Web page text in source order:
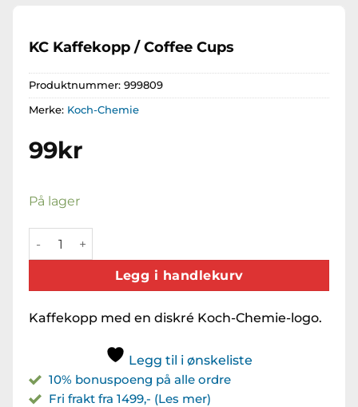
KC Kaffekopp / Coffee Cups
Produktnummer: 999809
Merke: Koch-Chemie
99kr
På lager
KC Kaffekopp / Coffee Cups antall
Legg i handlekurv
Kaffekopp med en diskré Koch-Chemie-logo.
Legg til i ønskeliste
10% bonuspoeng på alle ordre
Fri frakt fra 1499,- (Les mer)